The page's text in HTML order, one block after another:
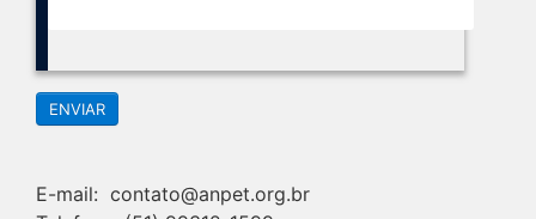
ENVIAR
E-mail: contato@anpet.org.br